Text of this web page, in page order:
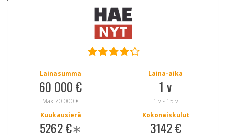
Lainasumma
60 000 €
Max 70 000 €
Laina-aika
1 v
1 v - 15 v
Kuukausierä
5262 €∗
Kokonaiskulut
3142 €